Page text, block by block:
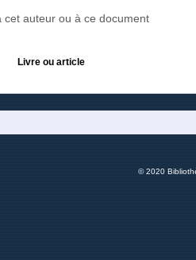
auteur ou à ce document
Livre ou article
© 2020